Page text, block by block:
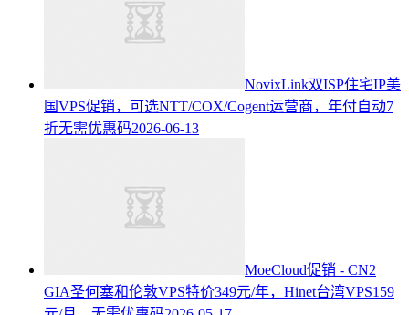
NovixLink双ISP住宅IP美
国VPS促销，可选NTT/COX/Cogent运营商，年付自动7
折无需优惠码2026-06-13
MoeCloud促销 - CN2
GIA圣何塞和伦敦VPS特价349元/年，Hinet台湾VPS159